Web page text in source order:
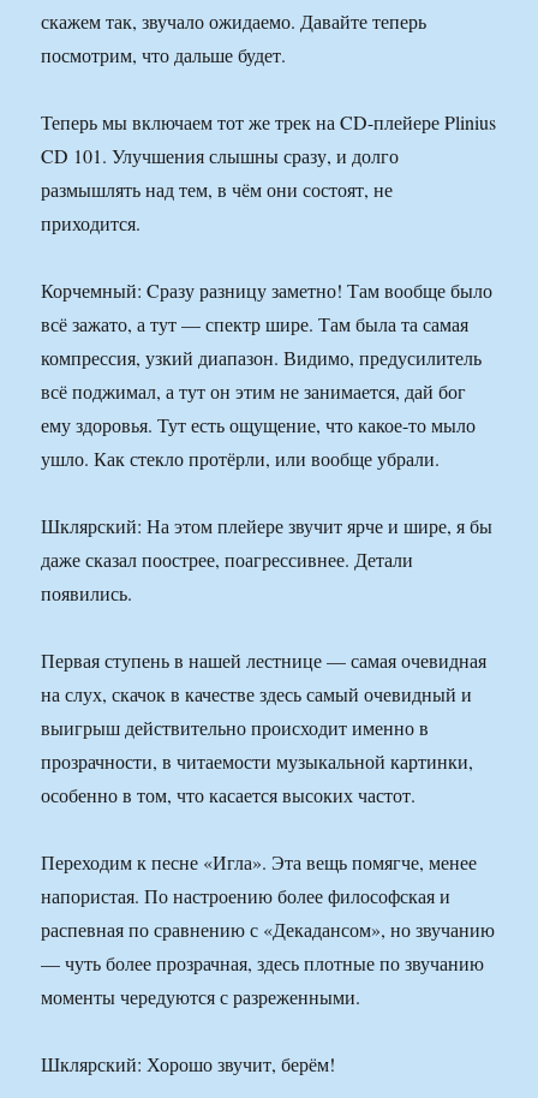
скажем так, звучало ожидаемо. Давайте теперь
посмотрим, что дальше будет.
Теперь мы включаем тот же трек на CD-плейере Plinius
CD 101. Улучшения слышны сразу, и долго
размышлять над тем, в чём они состоят, не
приходится.
Корчемный: Cразу разницу заметно! Там вообще было
всё зажато, а тут — спектр шире. Там была та самая
компрессия, узкий диапазон. Видимо, предусилитель
всё поджимал, а тут он этим не занимается, дай бог
ему здоровья. Тут есть ощущение, что какое-то мыло
ушло. Как стекло протёрли, или вообще убрали.
Шклярский: На этом плейере звучит ярче и шире, я бы
даже сказал поострее, поагрессивнее. Детали
появились.
Первая ступень в нашей лестнице — самая очевидная
на слух, скачок в качестве здесь самый очевидный и
выигрыш действительно происходит именно в
прозрачности, в читаемости музыкальной картинки,
особенно в том, что касается высоких частот.
Переходим к песне «Игла». Эта вещь помягче, менее
напористая. По настроению более философская и
распевная по сравнению с «Декадансом», но звучанию
— чуть более прозрачная, здесь плотные по звучанию
моменты чередуются с разреженными.
Шклярский: Хорошо звучит, берём!